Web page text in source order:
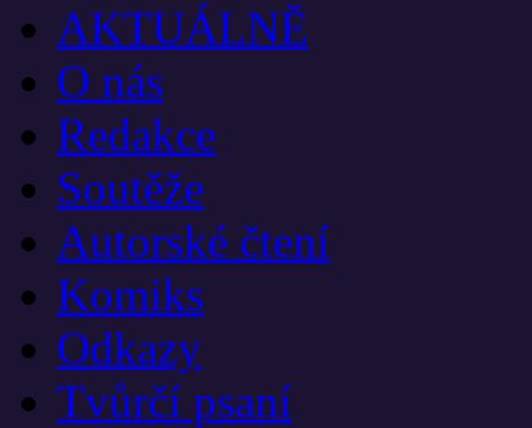
AKTUÁLNĚ
O nás
Redakce
Soutěže
Autorské čtení
Komiks
Odkazy
Tvůrčí psaní